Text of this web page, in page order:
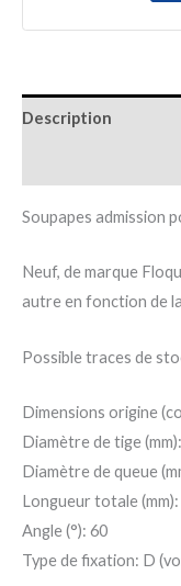
Description
Soupapes admission
Neuf, de marque
autre en fonction de
Possible traces de
Dimensions origine
Diamètre de tige
Diamètre de queue
Longueur totale (mm):
Angle (°): 60
Type de fixation: D